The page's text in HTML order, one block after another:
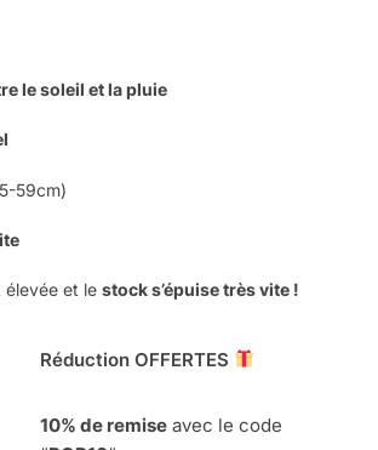
le soleil et la pluie
59cm)
élevée et le stock s’épuise très vite !
Réduction OFFERTES
10% de remise avec le code